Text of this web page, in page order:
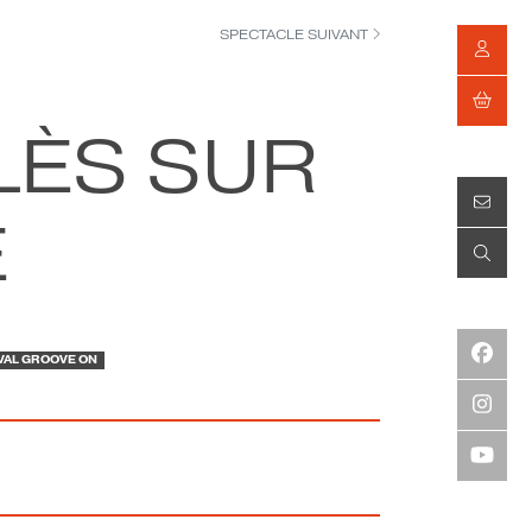
SPECTACLE SUIVANT
SUR
GROOVE ON